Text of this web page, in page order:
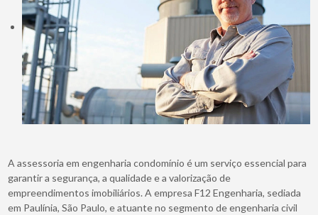
A assessoria em engenharia condomínio é um serviço essencial para
garantir a segurança, a qualidade e a valorização de
empreendimentos imobiliários. A empresa F12 Engenharia, sediada
em Paulínia, São Paulo, e atuante no segmento de engenharia civil